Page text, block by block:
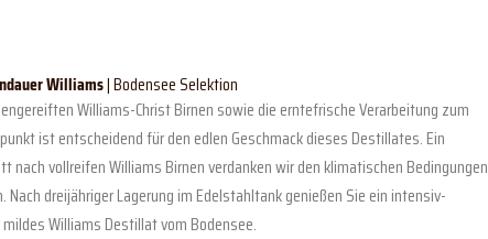
Williams| Bodensee Selektion
Williams-Christ Birnen sowie die erntefrische Verarbeitung zum
ist entscheidend für den edlen Geschmack dieses Destillates. Ein
nach vollreifen Williams Birnen verdanken wir den klimatischen Bedingungen
Nach dreijähriger Lagerung im Edelstahltank genießen Sie ein intensiv-
Williams Destillat vom Bodensee.